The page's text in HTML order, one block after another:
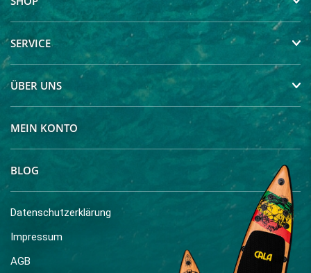
SERVICE
ÜBER UNS
MEIN KONTO
BLOG
Datenschutzerklärung
Impressum
AGB